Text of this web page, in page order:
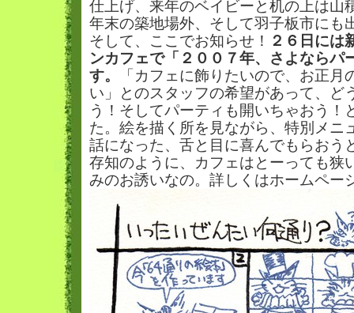
仕上げ、来年のベイビーと机の上は山
年末の築地場外、そして羽子板市にも
そして、ここでお知らせ！ ２６日には
ンカフェで「２００７年、さよならパ
す。
「カフェに飾りたいので、お正月
い」とのスタッフの希望があって、ど
う！そしてパーティも開いちゃおう！
た。絵を描く所を見ながら、特別メニ
話になった、舌と目に喜んでもらおう
存知のように、カフェはとーっても狭
みのお誘いなの。詳しくはホームペー